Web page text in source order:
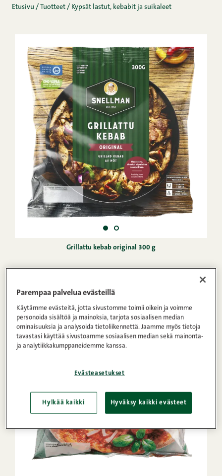
Etusivu / Tuotteet / Kypsät lastut, kebabit ja suikaleet
Grillattu kebab original 300 g
Parempaa palvelua evästeillä
Käytämme evästeitä, jotta sivustomme toimii oikein ja voimme
personoida sisältöä ja mainoksia, tarjota sosiaalisen median
ominaisuuksia ja analysoida tietoliikennettä. Jaamme myös tietoja
tavastasi käyttää sivustoamme sosiaalisen median sekä mainonta-
ja analytiikkakumppaneidemme kanssa.
Evästeasetukset
Hylkää kaikki Hyväksy kaikki evästeet